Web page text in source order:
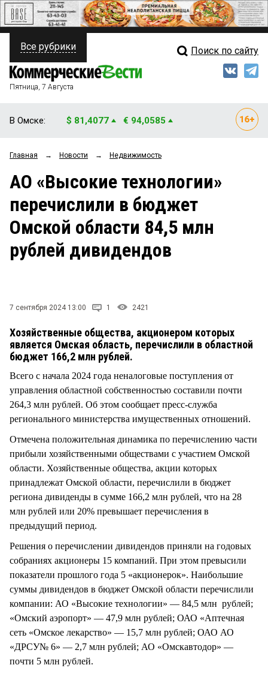
ПОЛИТИКА
ФИНАНСЫ
ОБЩЕСТВО
ЗАКОН
НОВОСТИ КОМПАНИЙ
ПРОИСШЕСТВИЯ
Свежий выпуск
Мнения
Рейтинги
Блоги
Архив
Все рубрики Поиск по сайту
Пятница, 7 Августа
В Омске: $ 81,4077 € 94,0585
Главная → Новости → Недвижимость
АО «Высокие технологии»
перечислили в бюджет
Омской области 84,5 млн
рублей дивидендов
7 сентября 2024 13:00 1 2421
Хозяйственные общества, акционером которых
является Омская область, перечислили в областной
бюджет 166,2 млн рублей.
Всего с начала 2024 года неналоговые поступления от
управления областной собственностью составили почти
264,3 млн рублей. Об этом сообщает пресс-служба
регионального министерства имущественных отношений.
Отмечена положительная динамика по перечислению части
прибыли хозяйственными обществами с участием Омской
области. Хозяйственные общества, акции которых
принадлежат Омской области, перечислили в бюджет
региона дивиденды в сумме 166,2 млн рублей, что на 28
млн рублей или 20% превышает перечисления в
предыдущий период.
Решения о перечислении дивидендов приняли на годовых
собраниях акционеры 15 компаний. При этом превысили
показатели прошлого года 5 «акционерок». Наибольшие
суммы дивидендов в бюджет Омской области перечислили
компании: АО «Высокие технологии» — 84,5 млн рублей;
«Омский аэропорт» — 47,9 млн рублей; ОАО «Аптечная
сеть «Омское лекарство» — 15,7 млн рублей; ОАО АО
«ДРСУ№ 6» — 2,7 млн рублей; АО «Омскавтодор» —
почти 5 млн рублей.